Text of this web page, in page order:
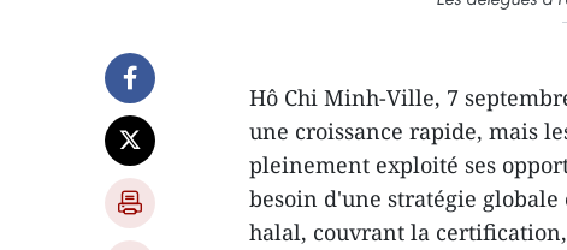
Hô Chi Minh-Ville, 7
une croissance rapide, mais
pleinement exploité ses
besoin d'une stratégie
halal, couvrant la